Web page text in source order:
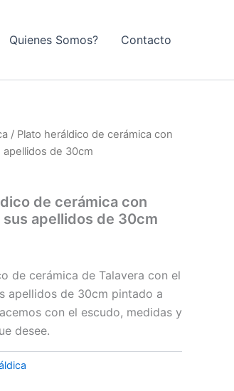
Quienes Somos? Contacto
/ Plato heráldico de cerámica con
de 30cm
de cerámica con
apellidos de 30cm
de cerámica de Talavera con el
apellidos de 30cm pintado a
con el escudo, medidas y
desee.